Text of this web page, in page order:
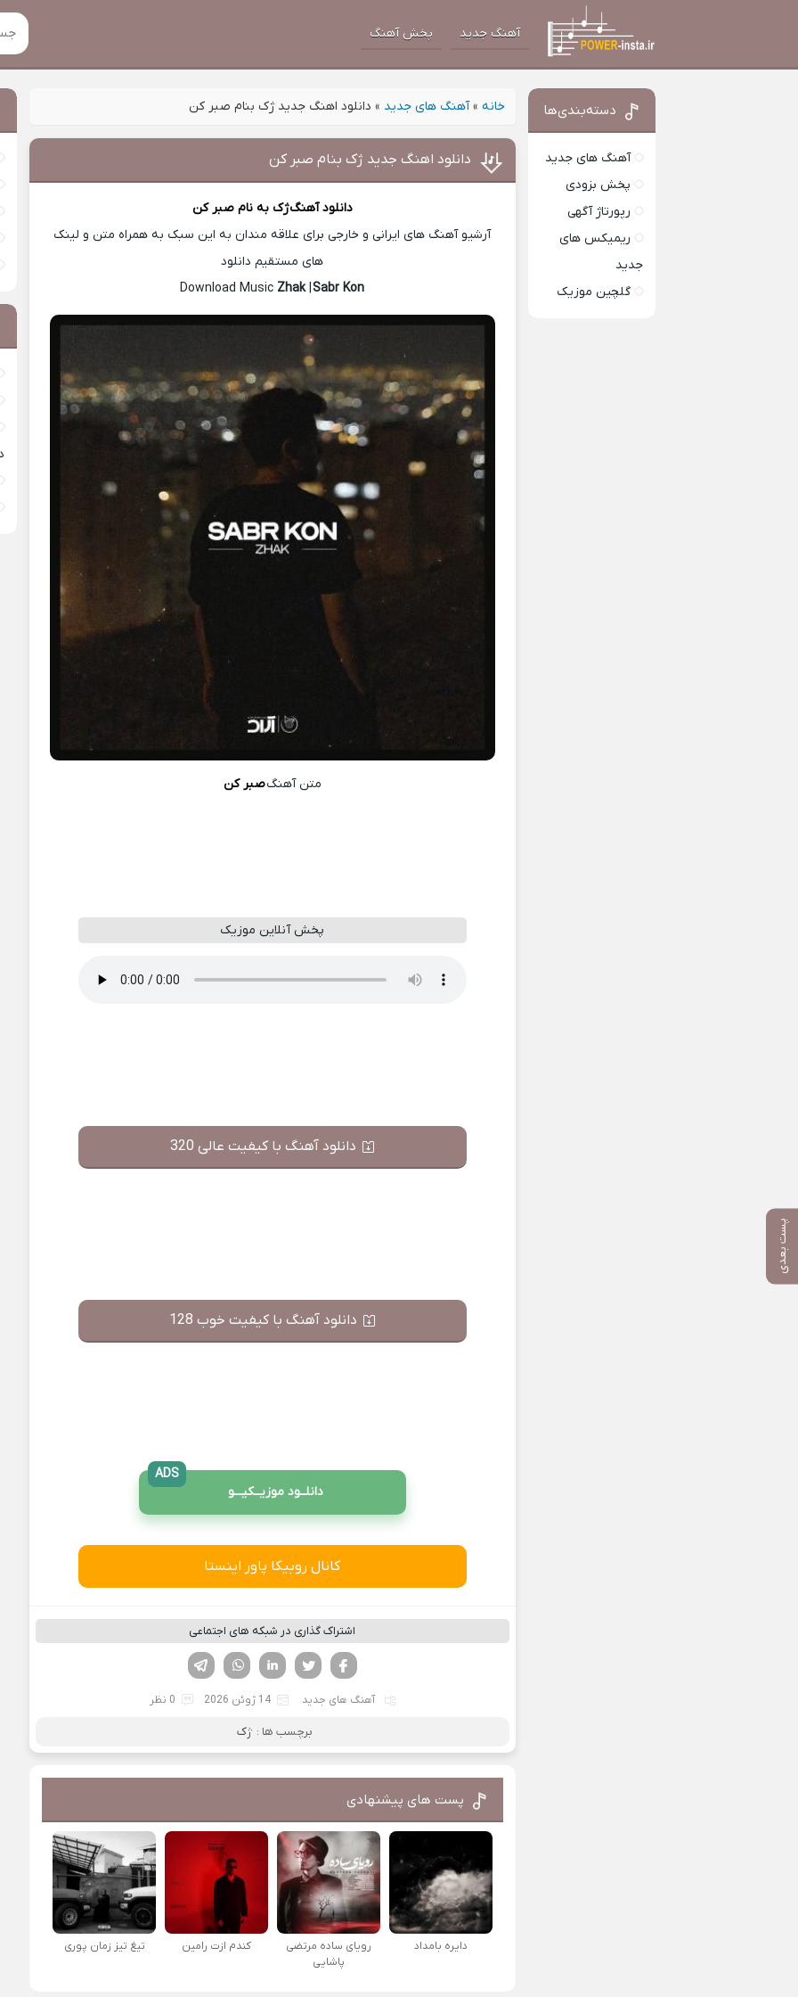
آهنگ جدید پخش آهنگ
خانه »آهنگ های جدید » دانلود اهنگ جدید ژک بنام صبر کن
پست بعدی
دانلود اهنگ جدید ژک بنام صبر کن
دانلود آهنگژک به نام صبر کن
آرشیو آهنگ های ایرانی و خارجی برای علاقه مندان به این سبک به همراه متن و لینک
های مستقیم دانلود
Download Music
Zhak|Sabr Kon
متن آهنگصبر کن
پخش آنلاین موزیک
دانلود آهنگ با کیفیت عالی 320
دانلود آهنگ با کیفیت خوب 128
دانلــود موزیــکیـــو
ADS
کانال روبیکا پاور اینستا
اشتراک گذاری در شبکه های اجتماعی
لینکدین تویتر
فیسوک
آهنگ های جدید 14 ژوئن 2026 0 نظر
برچسب ها : ژک
پست های پیشنهادی
دایره بامداد
رویای ساده مرتضی
پاشایی
کندم ازت رامین تیغ تیز زمان پوری
دسته‌بندی‌ها
آهنگ های جدید
پخش بزودی
رپورتاژ آگهی
ریمیکس های
جدید
گلچین موزیک